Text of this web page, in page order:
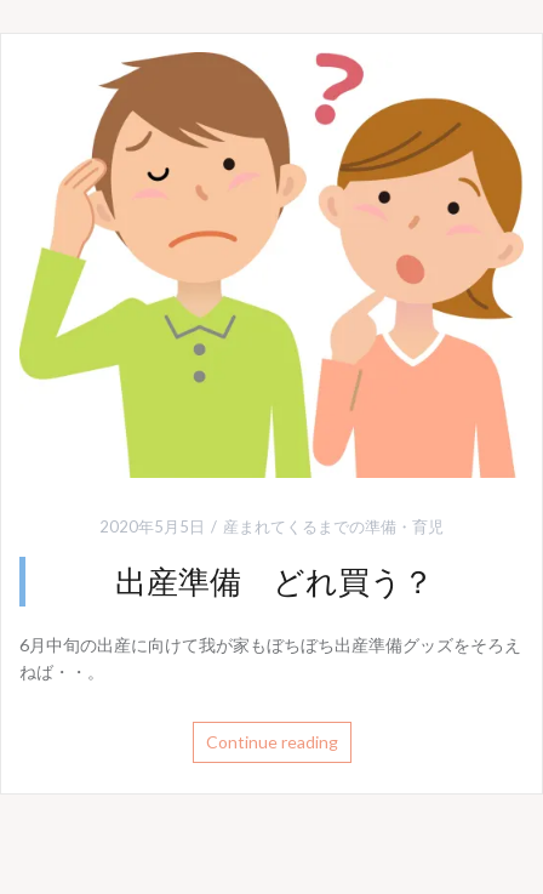
2020年5月5日 産まれてくるまでの準備 ・ 育児
出産準備 どれ買う？
6月中旬の出産に向けて我が家もぼちぼち出産準備グッズをそろえ
ねば・・。
Continue reading